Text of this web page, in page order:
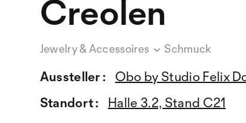
Creolen
Jewelry & Accessoires Schmuck
Aussteller :
Obo by Studio Felix
Standort :
Halle 3.2, Stand C21